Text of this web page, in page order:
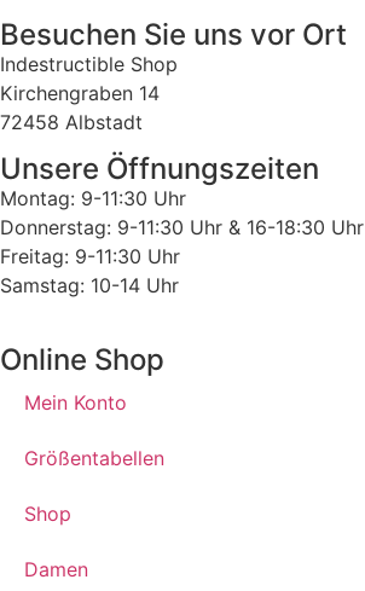
Besuchen Sie uns vor Ort
Indestructible Shop
Kirchengraben 14
72458 Albstadt
Unsere Öffnungszeiten
Montag: 9-11:30 Uhr
Donnerstag: 9-11:30 Uhr & 16-18:30 Uhr
Freitag: 9-11:30 Uhr
Samstag: 10-14 Uhr
Online Shop
Mein Konto
Größentabellen
Shop
Damen